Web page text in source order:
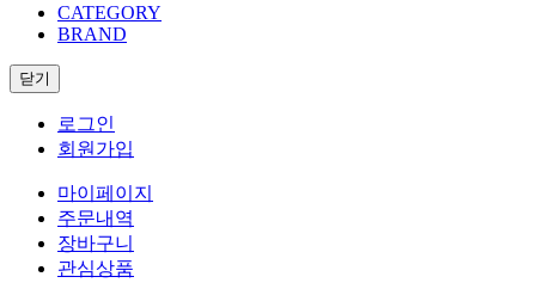
CATEGORY
BRAND
닫기
로그인
회원가입
마이페이지
주문내역
장바구니
관심상품